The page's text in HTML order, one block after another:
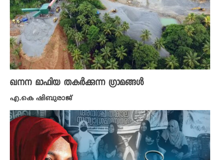
ഖനന മാഫിയ തകർക്കുന്ന ​ഗ്രാമങ്ങൾ
എ.കെ ഷിബുരാജ്